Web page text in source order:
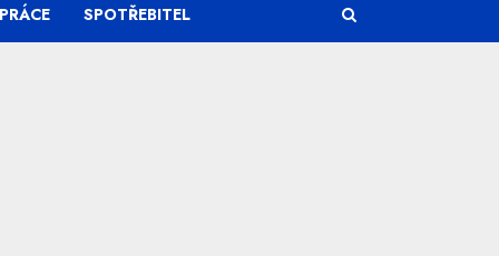
PRÁCE SPOTŘEBITEL